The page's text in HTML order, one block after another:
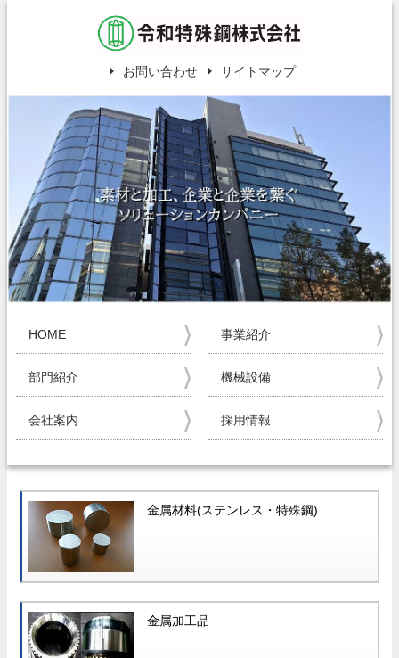
お問い合わせ サイトマップ
HOME 事業紹介
部門紹介 機械設備
会社案内 採用情報
金属材料(ステンレス・特殊鋼)
金属加工品